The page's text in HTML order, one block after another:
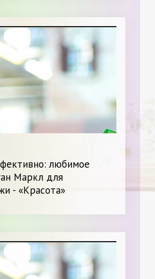
любимое
Маркл для
- «Красота»